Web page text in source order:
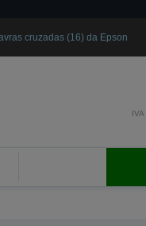
cruzadas (16) da Epson